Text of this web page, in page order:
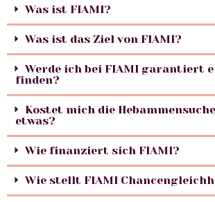
Was ist FIAMI?
Was ist das Ziel von FIAMI?
Werde ich bei FIAMI garantiert
finden?
Kostet mich die
etwas?
Wie finanziert sich FIAMI?
Wie stellt FIAMI